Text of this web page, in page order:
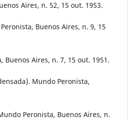
Aires, n. 52, 15 out. 1953.
Buenos Aires, n. 9, 15
Buenos Aires, n. 7, 15 out. 1951.
Mundo Peronista,
Peronista, Buenos Aires, n.